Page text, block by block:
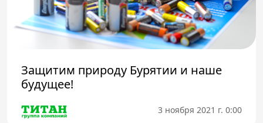
Защитим природу Бурятии и наше
будущее!
3 ноября 2021 г. 0:00